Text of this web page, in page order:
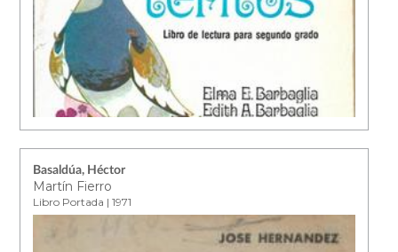
Basaldúa, Héctor
Martín Fierro
Libro Portada | 1971